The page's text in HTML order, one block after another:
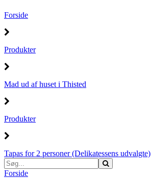
Forside
Produkter
Mad ud af huset i Thisted
Produkter
Tapas for 2 personer (Delikatessens udvalgte)
Forside